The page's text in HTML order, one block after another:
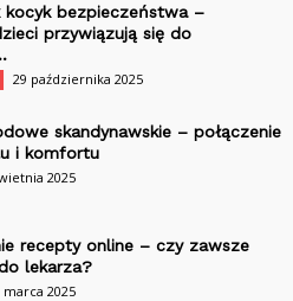
kocyk bezpieczeństwa –
przywiązują się do
29 października 2025
skandynawskie – połączenie
i komfortu
2025
recepty online – czy zawsze
lekarza?
marca 2025